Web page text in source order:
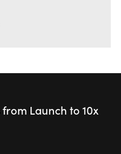
from Launch to10x